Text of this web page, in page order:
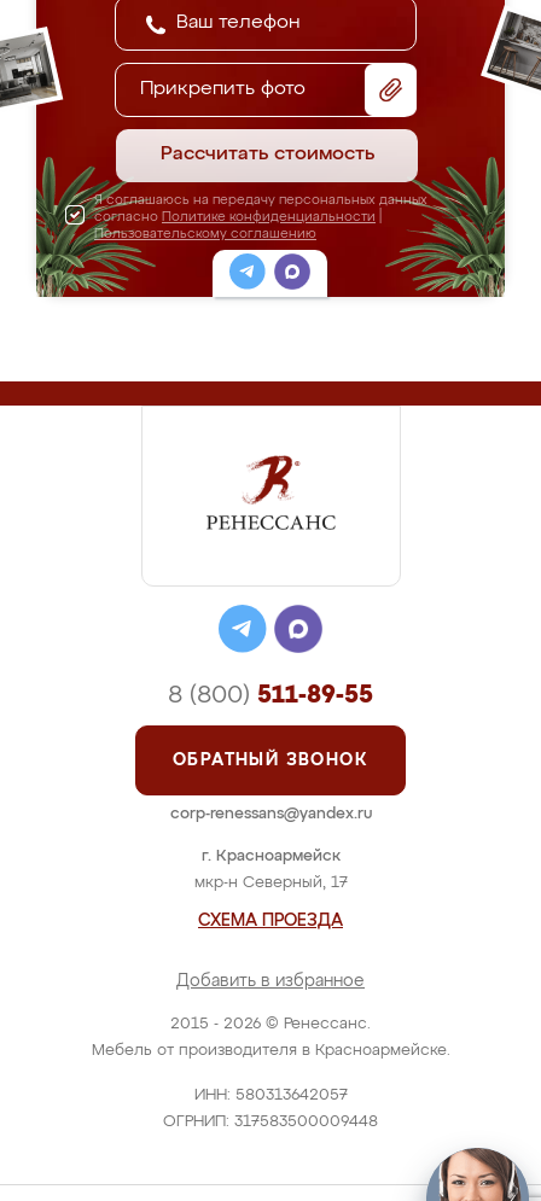
Прикрепить фото
Рассчитать стоимость
Я соглашаюсь на передачу персональных данных
согласно Политике конфиденциальности
Пользовательскому соглашению
2015 - 2026 © Ренессанс.
Мебель от производителя в Красноармейске.
ИНН: 580313642057
ОГРНИП: 317583500009448
г. Красноармейск
мкр-н Северный, 17
СХЕМА ПРОЕЗДА
Добавить в избранное
8 (800) 511-89-55
ОБРАТНЫЙ ЗВОНОК
corp-renessans@yandex.ru